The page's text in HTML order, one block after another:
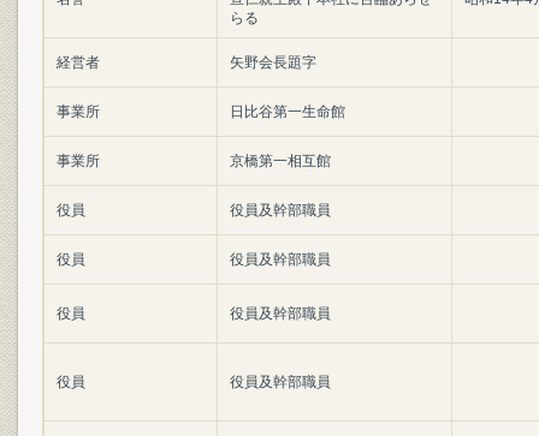
らる
経営者 矢野会長題字
事業所 日比谷第一生命館
事業所 京橋第一相互館
役員 役員及幹部職員
役員 役員及幹部職員
役員 役員及幹部職員
役員 役員及幹部職員